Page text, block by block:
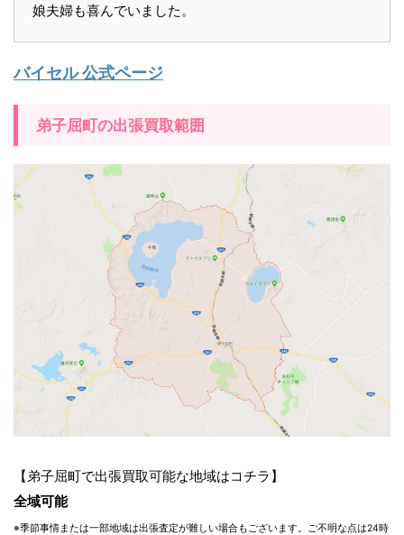
娘夫婦も喜んでいました。
バイセル 公式ページ
弟子屈町の出張買取範囲
【弟子屈町で出張買取可能な地域はコチラ】
全域可能
※季節事情または一部地域は出張査定が難しい場合もございます。ご不明な点は24時